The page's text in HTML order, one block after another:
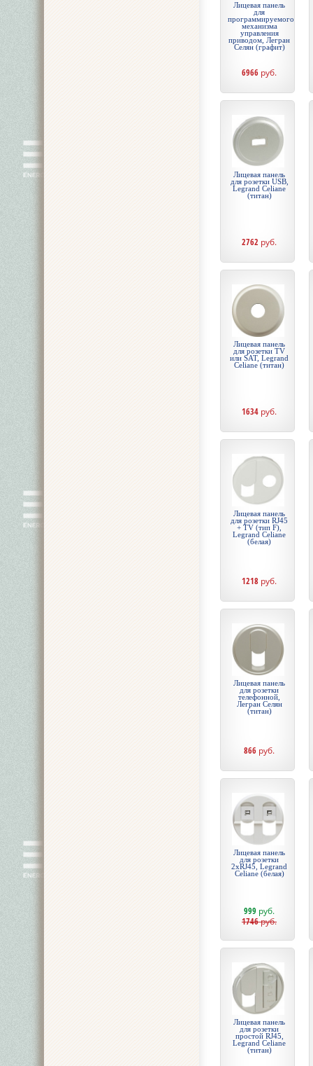
Лицевая панель
для
программируемого
механизма
управления
приводом, Легран
Селян (графит)
6966 руб.
Лицевая панель
для розетки USB,
Legrand Celiane
(титан)
2762 руб.
Лицевая панель
для розетки TV
или SAT, Legrand
Celiane (титан)
1634 руб.
Лицевая панель
для розетки RJ45
+ TV (тип F),
Legrand Celiane
(белая)
1218 руб.
Лицевая панель
для розетки
телефонной,
Легран Селян
(титан)
866 руб.
Лицевая панель
для розетки
2хRJ45, Legrand
Celiane (белая)
999 руб.
1746руб.
Лицевая панель
для розетки
простой RJ45,
Legrand Celiane
(титан)